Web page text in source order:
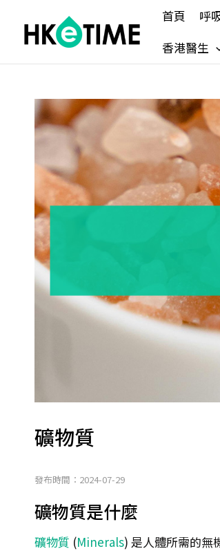
content
首頁 呼
香港醫生
礦物質
發布時間：2024-07-29
礦物質是什麼
礦物質 (Minerals) 是人體所需的無